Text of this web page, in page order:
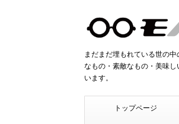
まだまだ埋もれている世の
なもの・素敵なもの・美味
います。
トップページ